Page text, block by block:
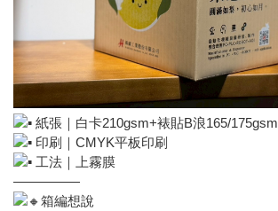
紙張｜白卡210gsm+裱貼B浪165/175gsm
印刷｜CMYK平板印刷
工法｜上霧膜
—————
箱編想說